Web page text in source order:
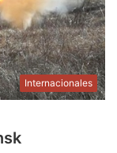
Internacionales